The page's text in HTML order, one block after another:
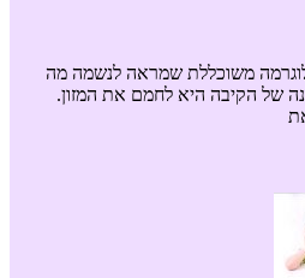
משוכללת שמראה לנשמה מה
של הקיבה היא לחמם את המזון.